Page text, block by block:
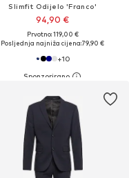
Slimfit Odijelo 'Franco'
94,90 €
Prvotno: 119,00 €
Posljednja najniža cijena:79,90 €
+10